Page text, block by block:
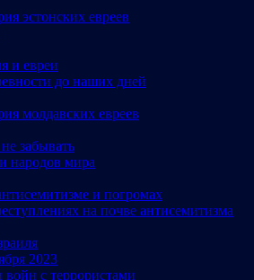
эстонских евреев
и евреи
до наших дней
молдавских евреев
забывать
народов мира
и погромах
на почве антисемитизма
2023
войн с террористами